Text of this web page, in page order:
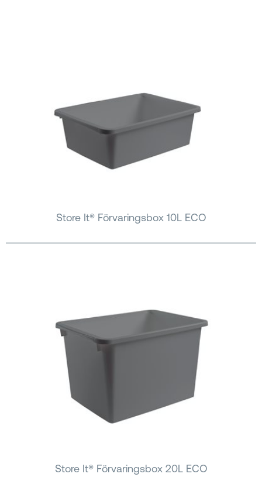
Store It® Förvaringsbox 10L ECO
Store It® Förvaringsbox 20L ECO